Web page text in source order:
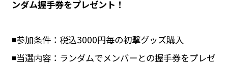
ンダム握手券をプレゼント！
◾️参加条件：税込3000円毎の初撃グッズ購入
◾️当選内容：ランダムでメンバーとの握手券をプレゼ